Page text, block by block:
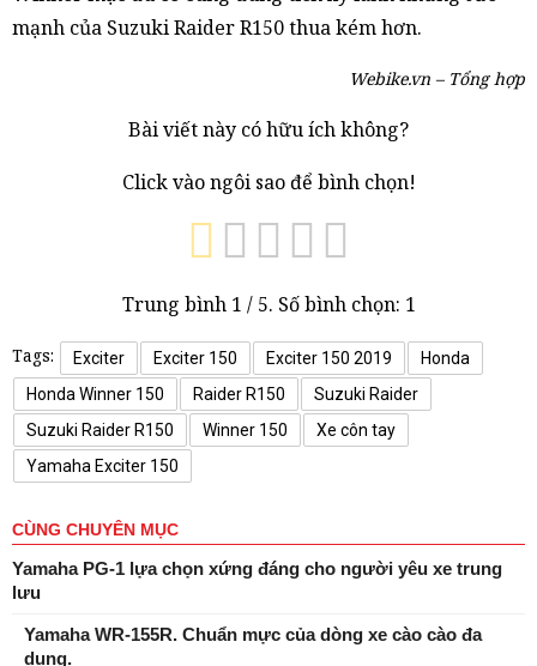
mạnh của Suzuki Raider R150 thua kém hơn.
Webike.vn – Tổng hợp
Bài viết này có hữu ích không?
Click vào ngôi sao để bình chọn!
Trung bình 1 / 5. Số bình chọn: 1
Tags: Exciter Exciter 150 Exciter 150 2019
Honda
Honda Winner 150
Raider R150
Suzuki Raider
Suzuki Raider R150
Winner 150
Xe côn tay
Yamaha Exciter 150
CÙNG CHUYÊN MỤC
Yamaha PG-1 lựa chọn xứng đáng cho người yêu xe trung
lưu
Yamaha WR-155R. Chuẩn mực của dòng xe cào cào đa
dụng.